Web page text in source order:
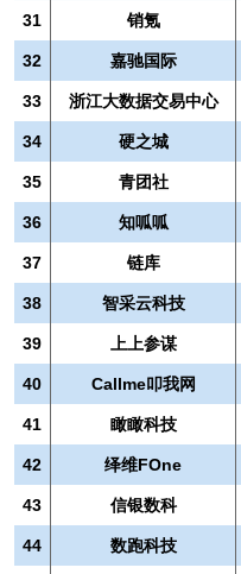
31 销氪
32 嘉驰国际
33 浙江大数据交易中心
34 硬之城
35 青团社
36 知呱呱
37 链库
38 智采云科技
39 上上参谋
40 Callme叩我网
41 瞰瞰科技
42 绎维FOne
43 信银数科
44 数跑科技